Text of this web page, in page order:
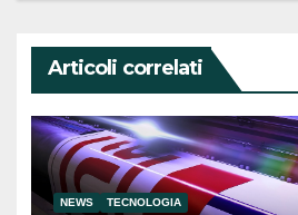
Articoli correlati
NEWS TECNOLOGIA